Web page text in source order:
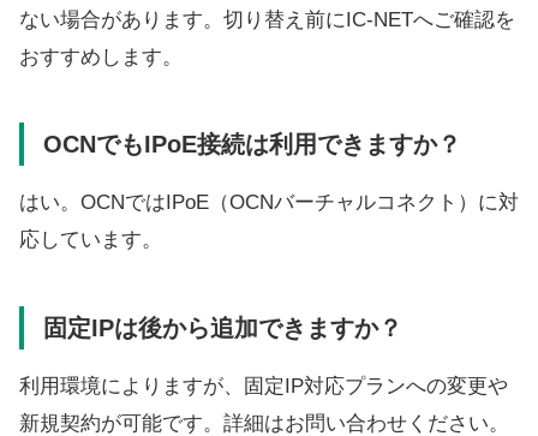
ない場合があります。切り替え前にIC-NETへご確認を
おすすめします。
OCNでもIPoE接続は利用できますか？
はい。OCNではIPoE（OCNバーチャルコネクト）に対
応しています。
固定IPは後から追加できますか？
利用環境によりますが、固定IP対応プランへの変更や
新規契約が可能です。詳細はお問い合わせください。